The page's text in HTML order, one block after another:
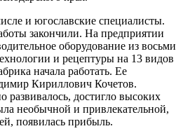
и югославские специалисты.
закончили. На предприятии
оборудование из восьми
и рецептуры на 13 видов
начала работать. Ее
Кириллович Кочетов.
развивалось, достигло высоких
необычной и привлекательной,
появилась прибыль.